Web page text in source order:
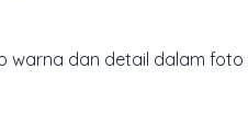
dan detail dalam